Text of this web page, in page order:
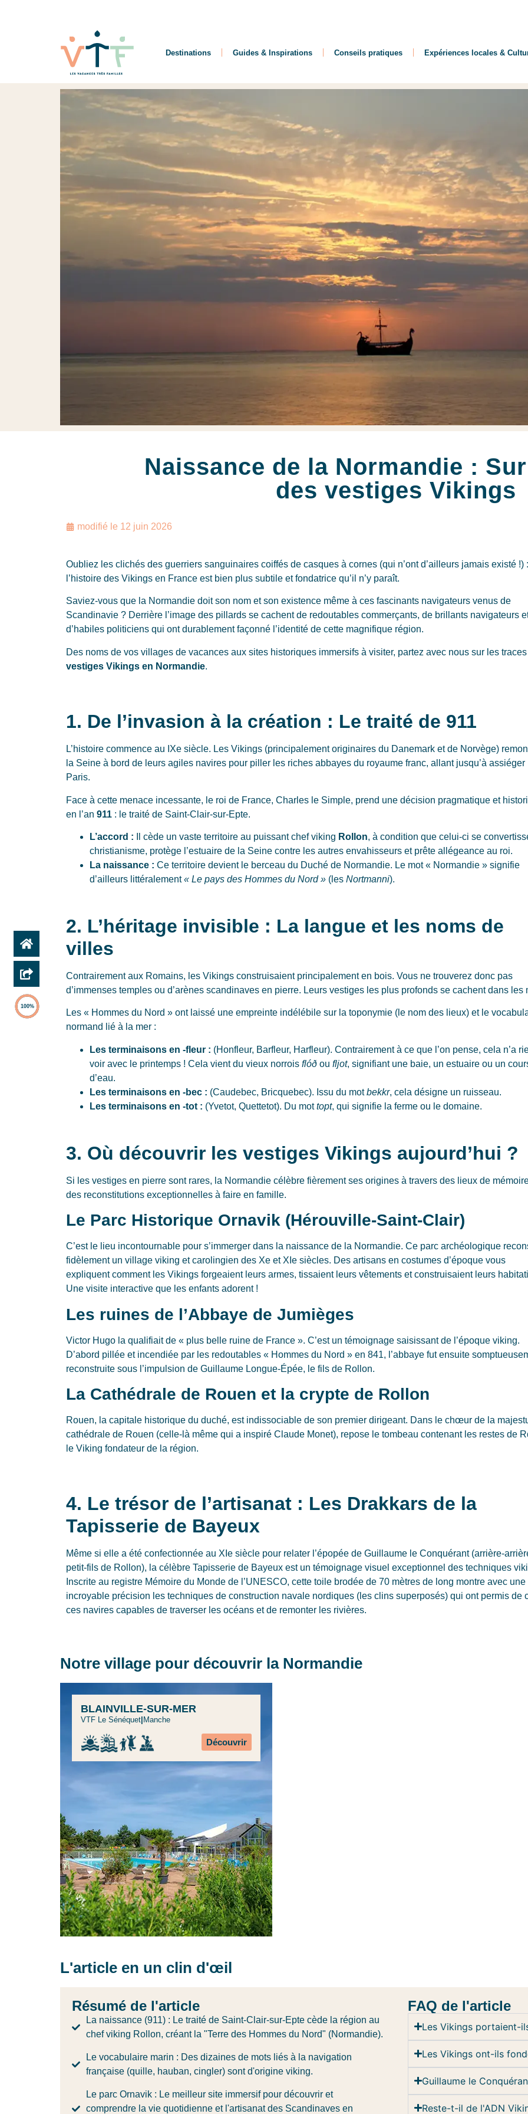
Destinations Guides & Inspirations Conseils pratiques Expériences locales &
Naissance de la Normandie :
des vestiges Vikings
modifié le 12 juin 2026
Oubliez les clichés des guerriers sanguinaires coiffés de casques à cornes (qui n’ont d’ailleurs jamais existé !) :
l’histoire des Vikings en France est bien plus subtile et fondatrice qu’il n’y paraît.
Saviez-vous que la Normandie doit son nom et son existence même à ces fascinants navigateurs venus de
Scandinavie ? Derrière l’image des pillards se cachent de redoutables commerçants, de brillants navigateurs
d’habiles politiciens qui ont durablement façonné l’identité de cette magnifique région.
Des noms de vos villages de vacances aux sites historiques immersifs à visiter, partez avec nous sur les
vestiges Vikings en Normandie.
1. De l’invasion à la création : Le traité de 911
L’histoire commence au IXe siècle. Les Vikings (principalement originaires du Danemark et de Norvège)
la Seine à bord de leurs agiles navires pour piller les riches abbayes du royaume franc, allant jusqu’à assiéger
Paris.
Face à cette menace incessante, le roi de France, Charles le Simple, prend une décision pragmatique et
en l’an 911 : le traité de Saint-Clair-sur-Epte.
L’accord : Il cède un vaste territoire au puissant chef viking Rollon, à condition que celui-ci se
christianisme, protège l’estuaire de la Seine contre les autres envahisseurs et prête allégeance au roi.
La naissance : Ce territoire devient le berceau du Duché de Normandie. Le mot « Normandie » signifie
d’ailleurs littéralement« Le pays des Hommes du Nord » (les Nortmanni).
2. L’héritage invisible : La langue et les noms de
villes
Contrairement aux Romains, les Vikings construisaient principalement en bois. Vous ne trouverez donc pas
d’immenses temples ou d’arènes scandinaves en pierre. Leurs vestiges les plus profonds se cachent dans les
Les « Hommes du Nord » ont laissé une empreinte indélébile sur la toponymie (le nom des lieux) et le
normand lié à la mer :
Les terminaisons en -fleur : (Honfleur, Barfleur, Harfleur). Contrairement à ce que l’on pense, cela n’a
voir avec le printemps ! Cela vient du vieux norrois flóð ou fljot, signifiant une baie, un estuaire ou un
d’eau.
Les terminaisons en -bec : (Caudebec, Bricquebec). Issu du motbekkr, cela désigne un ruisseau.
Les terminaisons en -tot : (Yvetot, Quettetot). Du mottopt, qui signifie la ferme ou le domaine.
3. Où découvrir les vestiges Vikings aujourd’hui ?
Si les vestiges en pierre sont rares, la Normandie célèbre fièrement ses origines à travers des lieux de
des reconstitutions exceptionnelles à faire en famille.
Le Parc Historique Ornavik (Hérouville-Saint-Clair)
C’est le lieu incontournable pour s’immerger dans la naissance de la Normandie. Ce parc archéologique
fidèlement un village viking et carolingien des Xe et XIe siècles. Des artisans en costumes d’époque vous
expliquent comment les Vikings forgeaient leurs armes, tissaient leurs vêtements et construisaient leurs
Une visite interactive que les enfants adorent !
Les ruines de l’Abbaye de Jumièges
Victor Hugo la qualifiait de « plus belle ruine de France ». C’est un témoignage saisissant de l’époque viking.
D’abord pillée et incendiée par les redoutables « Hommes du Nord » en 841, l’abbaye fut ensuite
reconstruite sous l’impulsion de Guillaume Longue-Épée, le fils de Rollon.
La Cathédrale de Rouen et la crypte de Rollon
Rouen, la capitale historique du duché, est indissociable de son premier dirigeant. Dans le chœur de la
cathédrale de Rouen (celle-là même qui a inspiré Claude Monet), repose le tombeau contenant les restes de
le Viking fondateur de la région.
4. Le trésor de l’artisanat : Les Drakkars de la
Tapisserie de Bayeux
Même si elle a été confectionnée au XIe siècle pour relater l’épopée de Guillaume le Conquérant (arrière-
petit-fils de Rollon), la célèbre Tapisserie de Bayeux est un témoignage visuel exceptionnel des techniques
Inscrite au registre Mémoire du Monde de l’UNESCO, cette toile brodée de 70 mètres de long montre avec une
incroyable précision les techniques de construction navale nordiques (les clins superposés) qui ont permis de
ces navires capables de traverser les océans et de remonter les rivières.
Notre village pour découvrir la Normandie
BLAINVILLE-SUR-MER
VTF Le Sénéquet|Manche
Découvrir
L'article en un clin d'œil
Résumé de l'article
La naissance (911) : Le traité de Saint-Clair-sur-Epte cède la région au
chef viking Rollon, créant la "Terre des Hommes du Nord" (Normandie).
Le vocabulaire marin : Des dizaines de mots liés à la navigation
française (quille, hauban, cingler) sont d'origine viking.
Le parc Ornavik : Le meilleur site immersif pour découvrir et
comprendre la vie quotidienne et l'artisanat des Scandinaves en
FAQ de l'article
Les Vikings portaient-
Les Vikings ont-ils
Guillaume le
Reste-t-il de l'ADN
100%